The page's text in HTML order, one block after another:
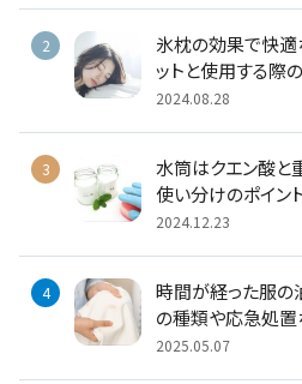
氷枕の効果で快適
ットと使用する際
2024.08.28
水筒はクエン酸と
使い分けのポイン
2024.12.23
時間が経った服の
の種類や応急処
2025.05.07